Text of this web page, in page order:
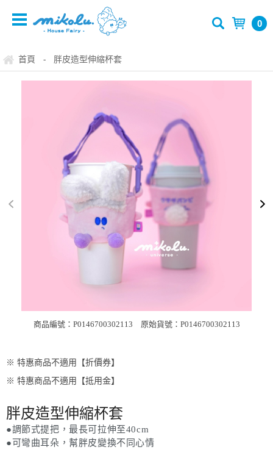
0
首頁 - 胖皮造型伸縮杯套
商品編號：P0146700302113 原始貨號：P0146700302113
※ 特惠商品不適用【折價券】
※ 特惠商品不適用【抵用金】
胖皮造型伸縮杯套
●調節式提把，最長可拉伸至40cm
●可彎曲耳朵，幫胖皮變換不同心情